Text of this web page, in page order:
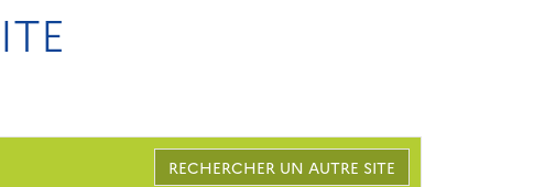
RECHERCHER UN AUTRE SITE